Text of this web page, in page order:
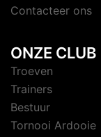
Contacteer ons
ONZE CLUB
Troeven
Trainers
Bestuur
Tornooi Ardooie